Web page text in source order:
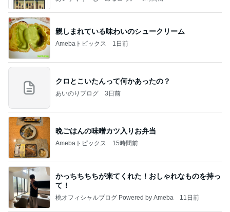
親しまれている味わいのシュークリーム
Amebaトピックス 1日前
クロとこいたんって何かあったの？
あいのりブログ 3日前
晩ごはんの味噌カツ入りお弁当
Amebaトピックス 15時間前
かっちちちちが来てくれた！おしゃれなものを持っ
て！
桃オフィシャルブログ Powered by Ameba 11日前